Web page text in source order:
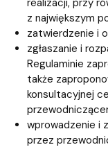
z największym
zatwierdzenie i
zgłaszanie i
Regulaminie
także
konsultacyjnej ​​​​​
wprowadzenie i
przez